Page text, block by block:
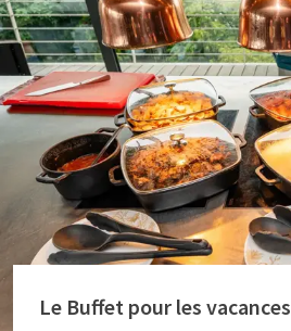
Le Buffet pour les vacances